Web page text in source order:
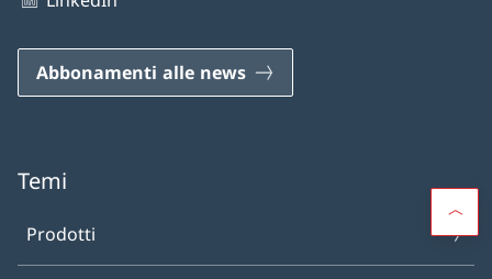
Abbonamenti alle news
Temi
Prodotti